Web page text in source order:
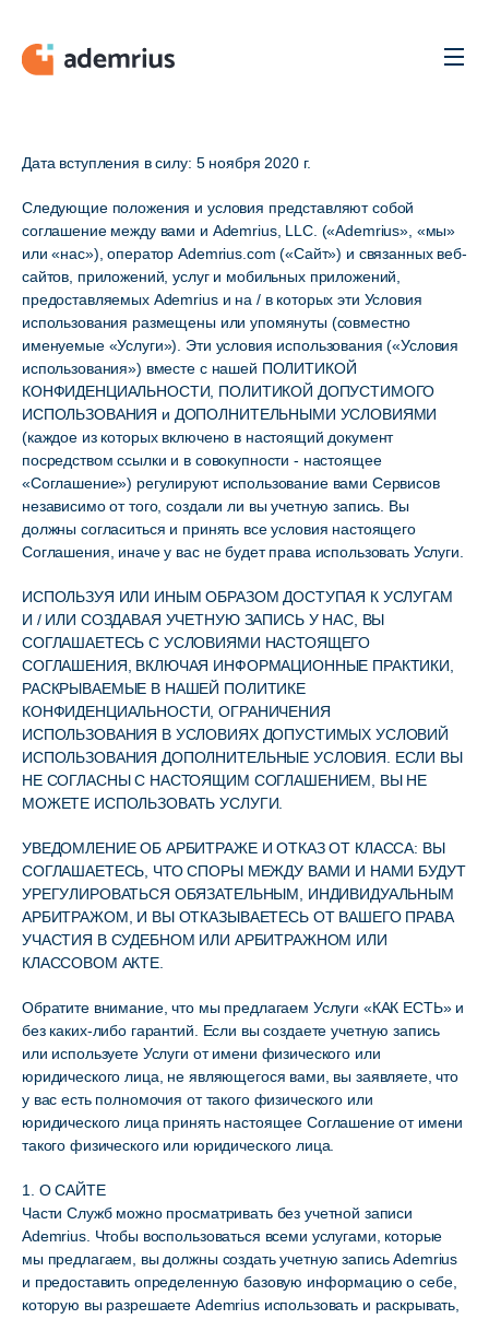
Дата вступления в силу: 5 ноября 2020 г.
Следующие положения и условия представляют собой
соглашение между вами и Ademrius, LLC. («Ademrius», «мы»
или «нас»), оператор Ademrius.com («Сайт») и связанных веб-
сайтов, приложений, услуг и мобильных приложений,
предоставляемых Ademrius и на / в которых эти Условия
использования размещены или упомянуты (совместно
именуемые «Услуги»). Эти условия использования («Условия
использования») вместе с нашей ПОЛИТИКОЙ
КОНФИДЕНЦИАЛЬНОСТИ, ПОЛИТИКОЙ ДОПУСТИМОГО
ИСПОЛЬЗОВАНИЯ и ДОПОЛНИТЕЛЬНЫМИ УСЛОВИЯМИ
(каждое из которых включено в настоящий документ
посредством ссылки и в совокупности - настоящее
«Соглашение») регулируют использование вами Сервисов
независимо от того, создали ли вы учетную запись. Вы
должны согласиться и принять все условия настоящего
Соглашения, иначе у вас не будет права использовать Услуги.
ИСПОЛЬЗУЯ ИЛИ ИНЫМ ОБРАЗОМ ДОСТУПАЯ К УСЛУГАМ
И / ИЛИ СОЗДАВАЯ УЧЕТНУЮ ЗАПИСЬ У НАС, ВЫ
СОГЛАШАЕТЕСЬ С УСЛОВИЯМИ НАСТОЯЩЕГО
СОГЛАШЕНИЯ, ВКЛЮЧАЯ ИНФОРМАЦИОННЫЕ ПРАКТИКИ,
РАСКРЫВАЕМЫЕ В НАШЕЙ ПОЛИТИКЕ
КОНФИДЕНЦИАЛЬНОСТИ, ОГРАНИЧЕНИЯ
ИСПОЛЬЗОВАНИЯ В УСЛОВИЯХ ДОПУСТИМЫХ УСЛОВИЙ
ИСПОЛЬЗОВАНИЯ ДОПОЛНИТЕЛЬНЫЕ УСЛОВИЯ. ЕСЛИ ВЫ
НЕ СОГЛАСНЫ С НАСТОЯЩИМ СОГЛАШЕНИЕМ, ВЫ НЕ
МОЖЕТЕ ИСПОЛЬЗОВАТЬ УСЛУГИ.
УВЕДОМЛЕНИЕ ОБ АРБИТРАЖЕ И ОТКАЗ ОТ КЛАССА: ВЫ
СОГЛАШАЕТЕСЬ, ЧТО СПОРЫ МЕЖДУ ВАМИ И НАМИ БУДУТ
УРЕГУЛИРОВАТЬСЯ ОБЯЗАТЕЛЬНЫМ, ИНДИВИДУАЛЬНЫМ
АРБИТРАЖОМ, И ВЫ ОТКАЗЫВАЕТЕСЬ ОТ ВАШЕГО ПРАВА
УЧАСТИЯ В СУДЕБНОМ ИЛИ АРБИТРАЖНОМ ИЛИ
КЛАССОВОМ АКТЕ.
Обратите внимание, что мы предлагаем Услуги «КАК ЕСТЬ» и
без каких-либо гарантий. Если вы создаете учетную запись
или используете Услуги от имени физического или
юридического лица, не являющегося вами, вы заявляете, что
у вас есть полномочия от такого физического или
юридического лица принять настоящее Соглашение от имени
такого физического или юридического лица.
1. О САЙТЕ
Части Служб можно просматривать без учетной записи
Ademrius. Чтобы воспользоваться всеми услугами, которые
мы предлагаем, вы должны создать учетную запись Ademrius
и предоставить определенную базовую информацию о себе,
которую вы разрешаете Ademrius использовать и раскрывать,